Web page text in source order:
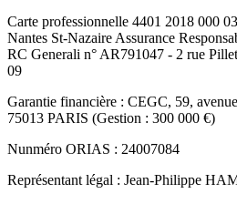
Carte professionnelle 4401 2018 000
Nantes St-Nazaire Assurance
RC Generali n° AR791047 - 2 rue
09
Garantie financière : CEGC, 59,
75013 PARIS (Gestion : 300 000 €)
Nunméro ORIAS : 24007084
Représentant légal : Jean-Philippe